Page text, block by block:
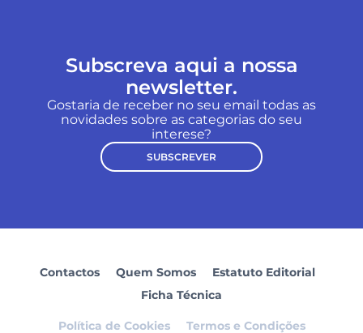
Subscreva aqui a nossa
newsletter.
Gostaria de receber no seu email todas as
novidades sobre as categorias do seu
interese?
SUBSCREVER
Contactos Quem Somos
Estatuto Editorial
Ficha Técnica
Política de Cookies Termos e Condições